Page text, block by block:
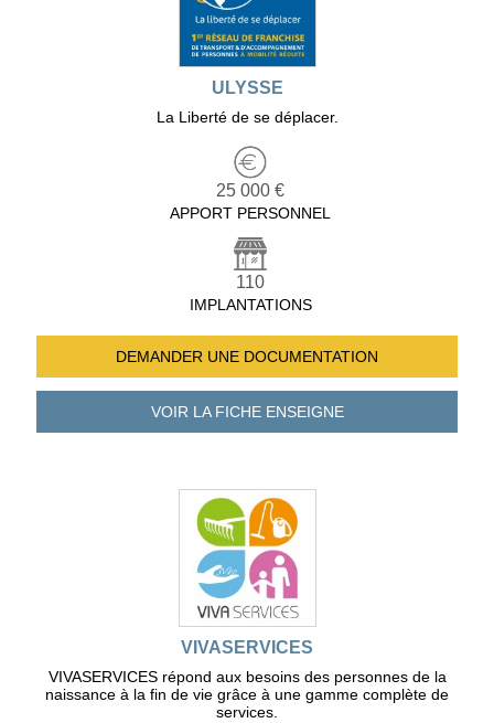
ULYSSE
La Liberté de se déplacer.
25 000 €
APPORT PERSONNEL
110
IMPLANTATIONS
DEMANDER UNE DOCUMENTATION
VOIR LA FICHEENSEIGNE
VIVASERVICES
VIVASERVICES répond aux besoins des personnes de la
naissance à la fin de vie grâce à une gamme complète de
services.